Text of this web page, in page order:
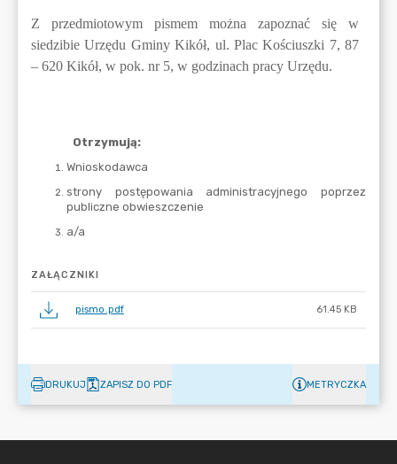
ZAŁĄCZNIKI
pismo.pdf 61.45 KB
DRUKUJ ZAPISZ DO PDF METRYCZKA